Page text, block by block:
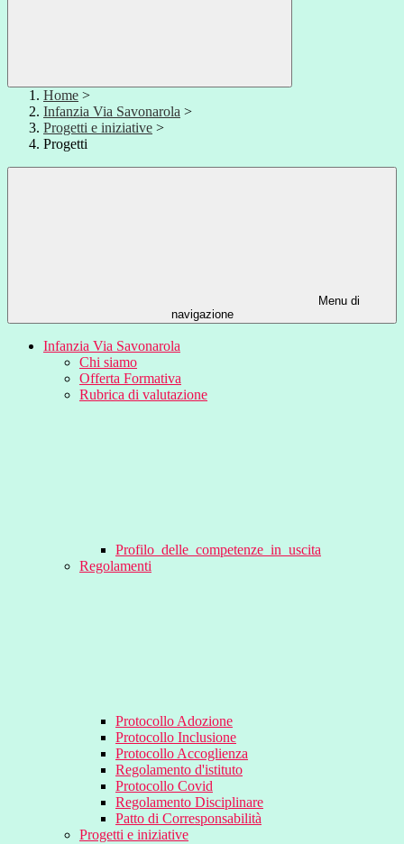
Home >
Infanzia Via Savonarola >
Progetti e iniziative >
Progetti
Menu di
navigazione
Infanzia Via Savonarola
Chi siamo
Offerta Formativa
Rubrica di valutazione
Profilo_delle_competenze_in_uscita
Regolamenti
Protocollo Adozione
Protocollo Inclusione
Protocollo Accoglienza
Regolamento d'istituto
Protocollo Covid
Regolamento Disciplinare
Patto di Corresponsabilità
Progetti e iniziative